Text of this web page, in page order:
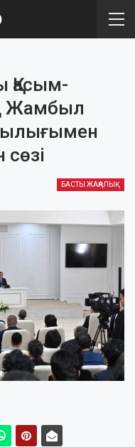
Қасым-
Жамбыл
БАСТЫ ЖАҢАЛЫҚ